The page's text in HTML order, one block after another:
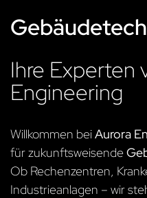
Ihre Experten
Engineering
Willkommen beiAurora
für zukunftsweisende
Ob Rechenzentren,
Industrieanlagen – wir